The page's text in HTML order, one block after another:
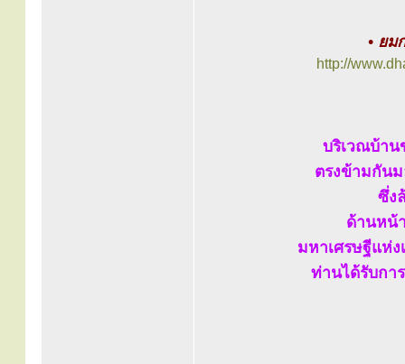
• ยม
http://
บริเวณบ้าน
ตรงข้ามกัน
ซึ่ง
ด้านหน้
มหาเศรษฐีแห่
ท่านได้รับกา